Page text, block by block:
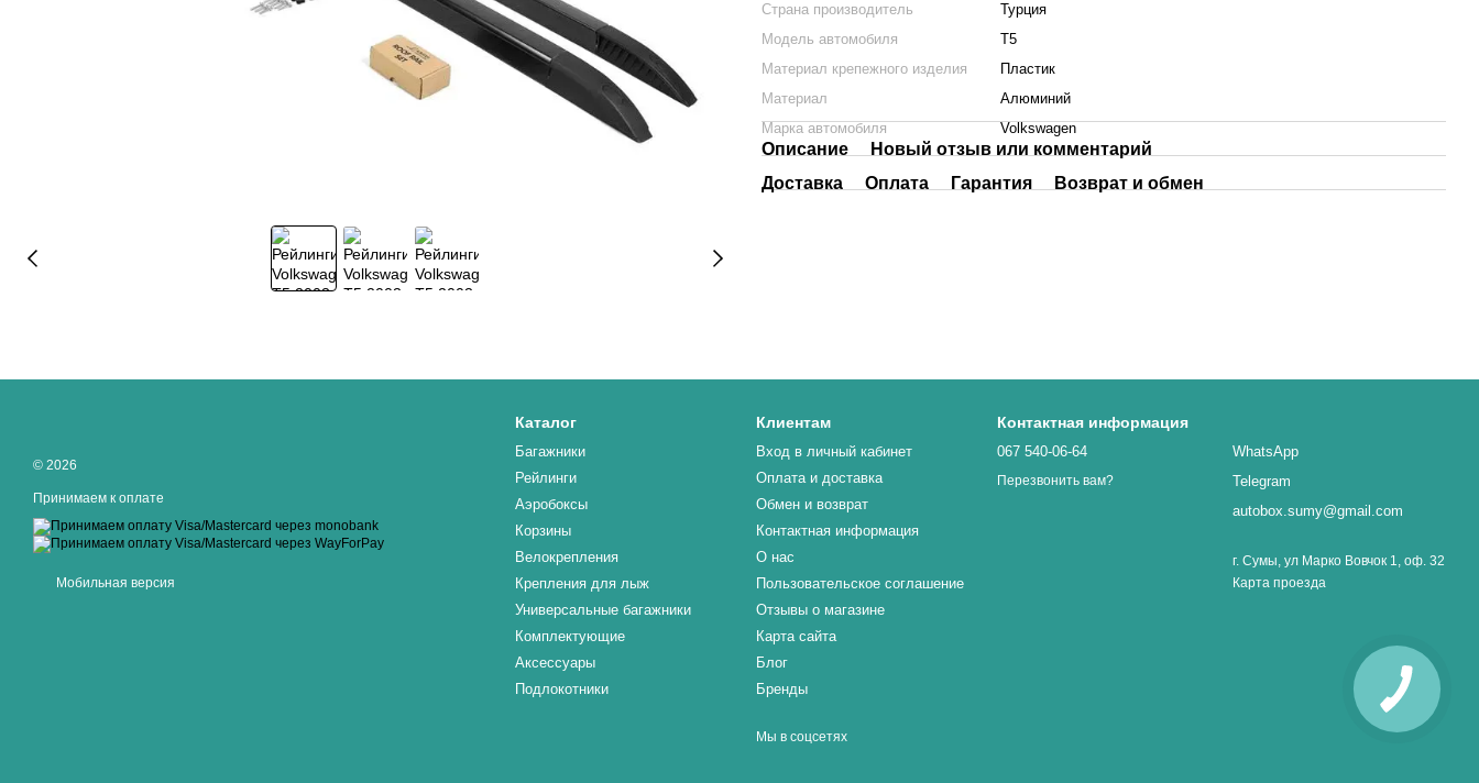
Страна производитель
Турция
Модель автомобиля
T5
Материал крепежного изделия
Пластик
Материал
Алюминий
Марка автомобиля
Volkswagen
Описание
Новый отзыв или комментарий
Доставка
Оплата Гарантия Возврат и обмен
© 2026
Принимаем к оплате
Мобильная версия
Каталог
Багажники
Рейлинги
Аэробоксы
Корзины
Велокрепления
Крепления для лыж
Универсальные багажники
Комплектующие
Аксессуары
Подлокотники
Клиентам
Вход в личный кабинет
Оплата и доставка
Обмен и возврат
Контактная информация
О нас
Пользовательское соглашение
Отзывы о магазине
Карта сайта
Блог
Бренды
Мы в соцсетях
Контактная информация
067 540-06-64
Перезвонить вам?
WhatsApp
Telegram
autobox.sumy@gmail.com
г. Сумы, ул Марко Вовчок 1, оф. 32
Карта проезда